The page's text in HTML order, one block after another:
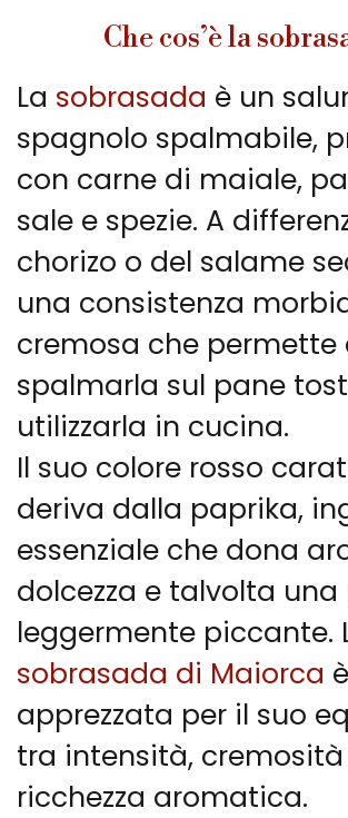
Che cos’è la
La sobrasada è un
spagnolo spalmabile,
con carne di maiale,
sale e spezie. A
chorizo o del salame
una consistenza
cremosa che permette
spalmarla sul pane
utilizzarla in cucina.
Il suo colore rosso
deriva dalla paprika,
essenziale che dona
dolcezza e talvolta una
leggermente piccante.
sobrasada di Maiorca è
apprezzata per il suo
tra intensità,
ricchezza aromatica.